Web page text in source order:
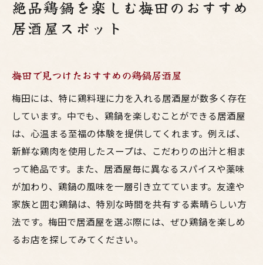
絶品鶏鍋を楽しむ梅田のおすすめ
居酒屋スポット
梅田で見つけたおすすめの鶏鍋居酒屋
梅田には、特に鶏料理に力を入れる居酒屋が数多く存在
しています。中でも、鶏鍋を楽しむことができる居酒屋
は、心温まる至福の体験を提供してくれます。例えば、
新鮮な鶏肉を使用したスープは、こだわりの出汁と相ま
って絶品です。また、居酒屋毎に異なるスパイスや薬味
が加わり、鶏鍋の風味を一層引き立てています。友達や
家族と囲む鶏鍋は、特別な時間を共有する素晴らしい方
法です。梅田で居酒屋を選ぶ際には、ぜひ鶏鍋を楽しめ
るお店を探してみてください。